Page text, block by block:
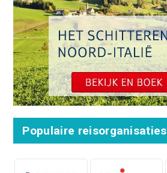
Populaire reisorganisaties